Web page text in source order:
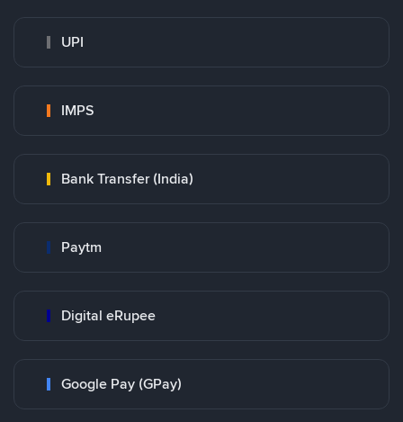
UPI
IMPS
Bank Transfer (India)
Paytm
Digital eRupee
Google Pay (GPay)